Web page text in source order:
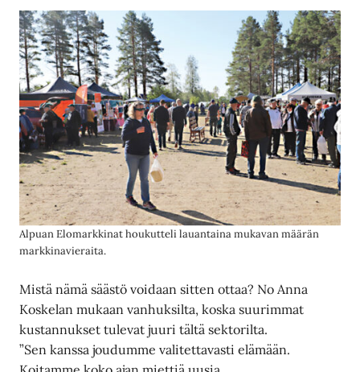
Alpuan Elomarkkinat houkutteli lauantaina mukavan määrän
markkinavieraita.
Mistä nämä säästö voidaan sitten ottaa? No Anna
Koskelan mukaan vanhuksilta, koska suurimmat
kustannukset tulevat juuri tältä sektorilta.
”Sen kanssa joudumme valitettavasti elämään.